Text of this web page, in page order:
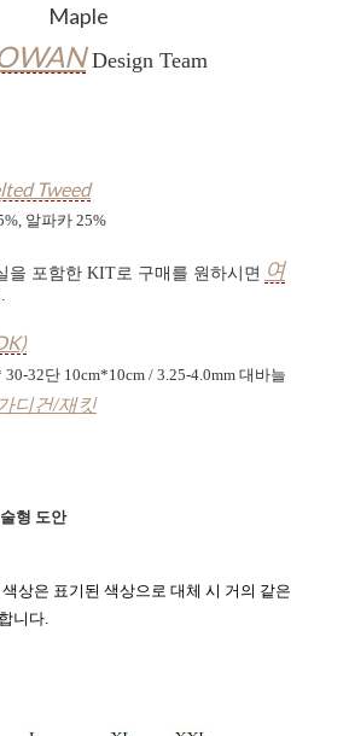
Maple
Design Team
Tweed
알파카 25%
을 포함한 KIT로 구매를 원하시면 여
30-32단 10cm*10cm / 3.25-4.0mm 대바늘
디건/재킷
형 도안
상은 표기된 색상으로 대체 시 거의 같은
니다.